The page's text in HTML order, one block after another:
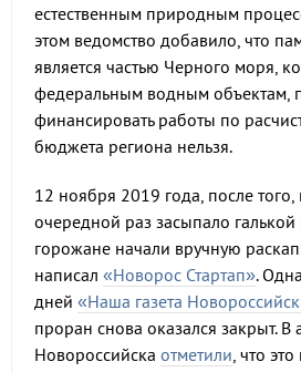
естественным природным
этом ведомство добавило, что
является частью Черного моря,
федеральным водным объектам,
финансировать работы по
бюджета региона нельзя.
12 ноября 2019 года, после
очередной раз засыпало
горожане начали вручную
написал «Новорос Стартап».
дней «Наша газета
проран снова оказался закрыт. В
Новороссийска отметили, что